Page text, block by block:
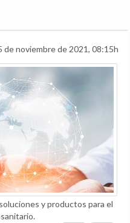
de noviembre de 2021, 08:15h
y productos para el